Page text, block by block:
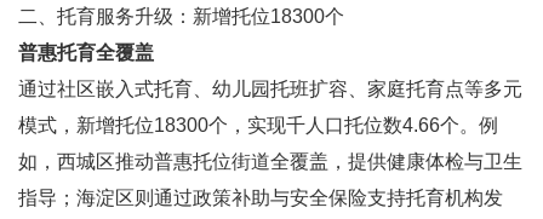
二、托育服务升级：新增托位18300个
普惠托育全覆盖
通过社区嵌入式托育、幼儿园托班扩容、家庭托育点等多元
模式，新增托位18300个，实现千人口托位数4.66个。例
如，西城区推动普惠托位街道全覆盖，提供健康体检与卫生
指导；海淀区则通过政策补助与安全保险支持托育机构发